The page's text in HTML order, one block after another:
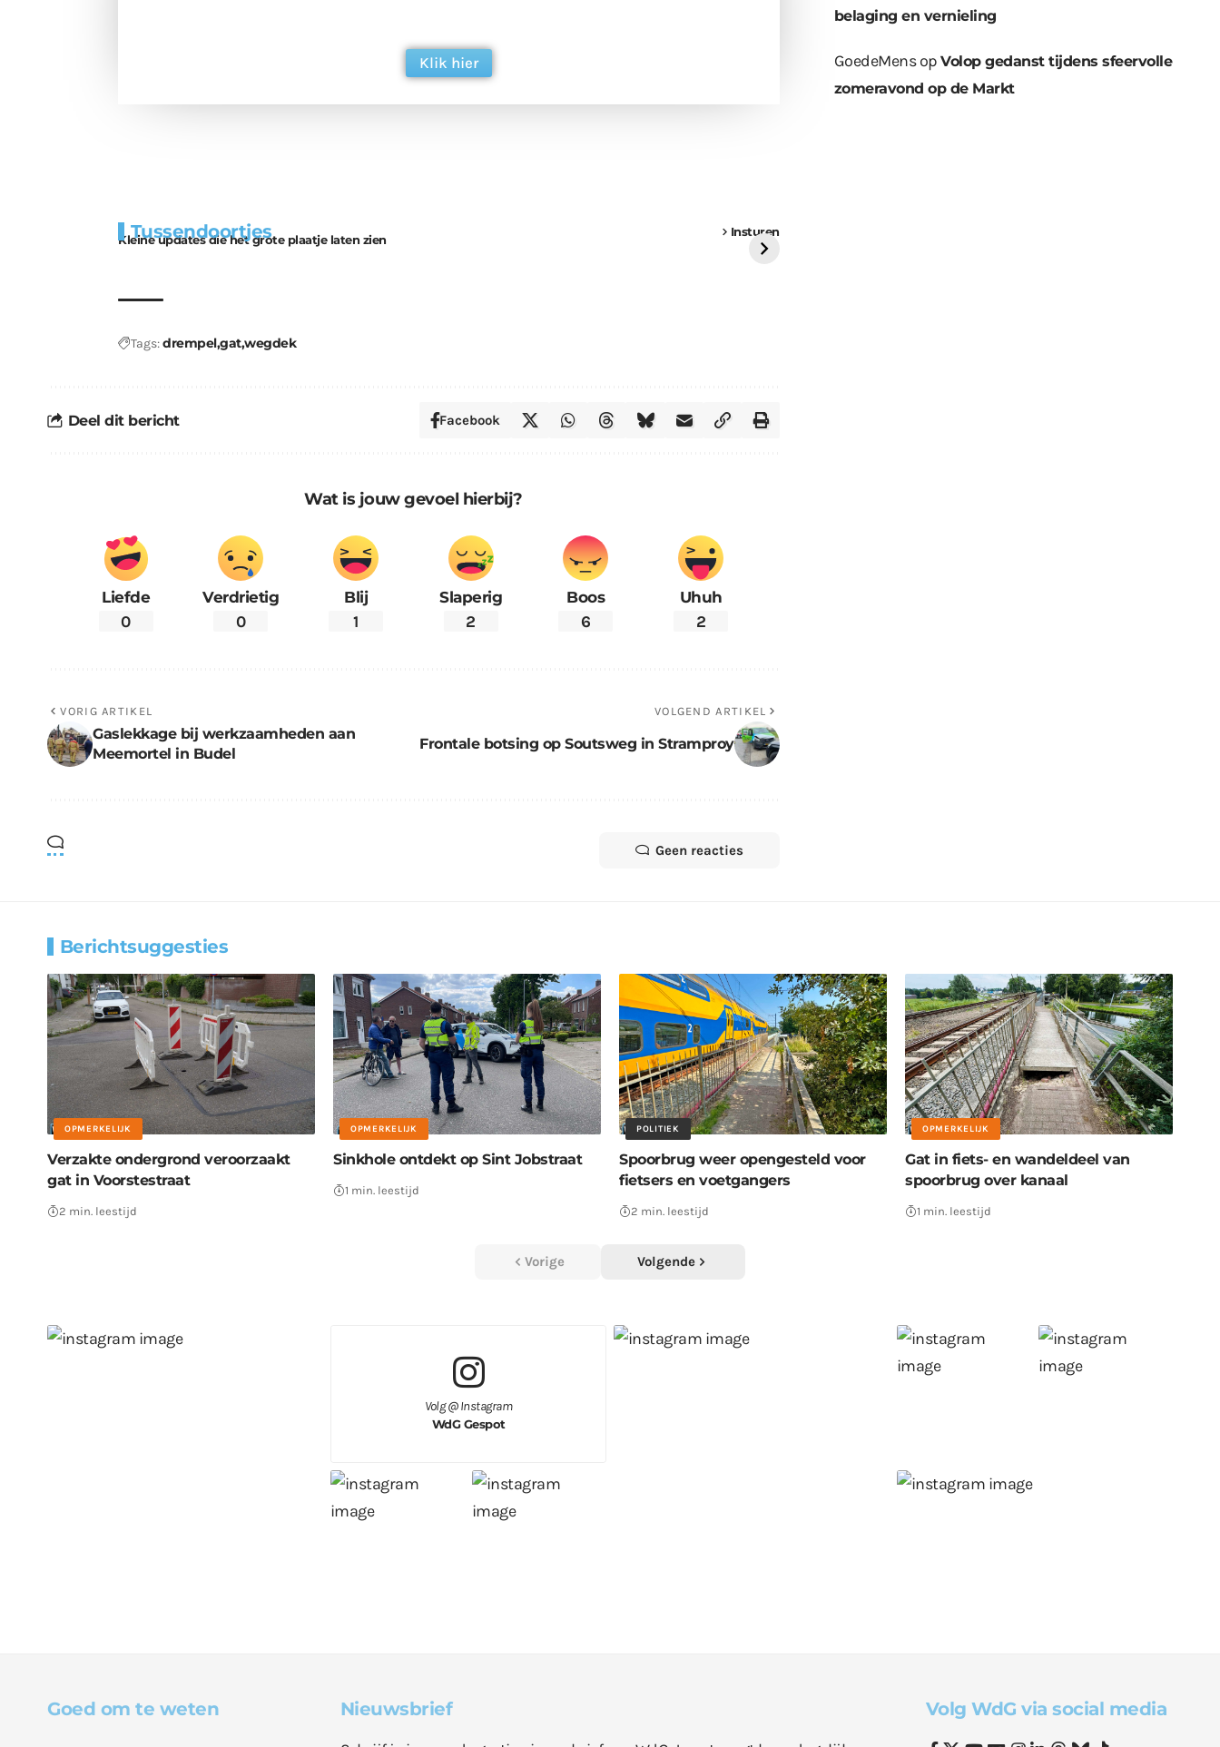
Klik hier
Tussendoortjes Insturen
Kleine updates die het grote plaatje laten zien
bouwmateriaal voor
kabouters
uitdaging
Tags:drempelgatwegdek
Deel dit bericht Facebook
Wat is jouw gevoel hierbij?
Liefde
0
Verdrietig
0
Blij
1
Slaperig
2
Boos
6
Uhuh
2
VORIG ARTIKEL
Gaslekkage bij werkzaamheden aan
Meemortel in Budel
VOLGEND ARTIKEL
Frontale botsing op Soutsweg in Stramproy
Geen reacties
belaging en vernieling
GoedeMensopVolop gedanst tijdens sfeervolle
zomeravond op de Markt
Berichtsuggesties
OPMERKELIJK
Verzakte ondergrond veroorzaakt
gat in Voorstestraat
2 min. leestijd
OPMERKELIJK
Sinkhole ontdekt op Sint Jobstraat
1 min. leestijd
POLITIEK
Spoorbrug weer opengesteld voor
fietsers en voetgangers
2 min. leestijd
OPMERKELIJK
Gat in fiets- en wandeldeel van
spoorbrug over kanaal
1 min. leestijd
Vorige Volgende
Volg @ Instagram
WdG Gespot
Goed om te weten Nieuwsbrief Volg WdG via social media